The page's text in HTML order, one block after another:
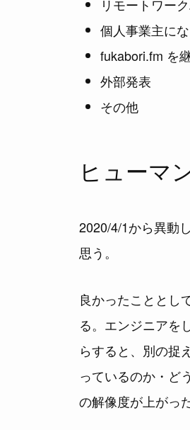
リモートワー
個人事業主に
fukabori.fm を
外部発表
その他
ヒューマ
2020/4/1から異動
思う。
良かったこととし
る。エンジニアを
らすると、別の捉
っているのか・ど
の解像度が上がった